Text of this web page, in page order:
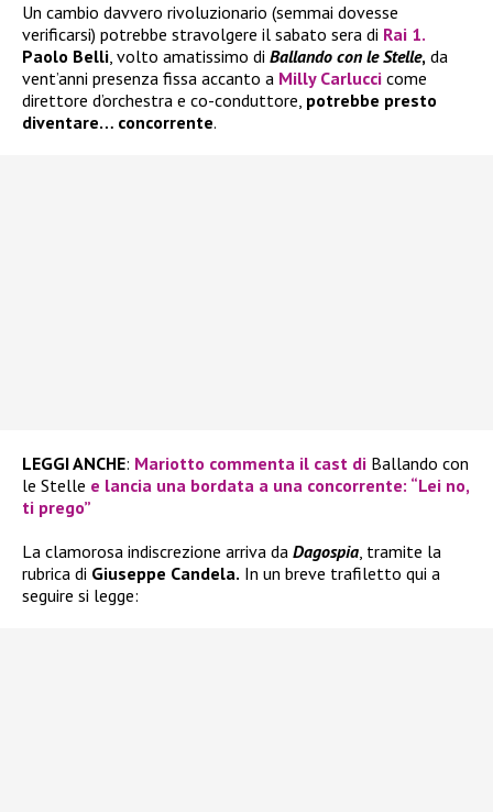
Un cambio davvero rivoluzionario (semmai dovesse
verificarsi) potrebbe stravolgere il sabato sera di Rai 1.
Paolo Belli, volto amatissimo di Ballando con le Stelle, da
vent’anni presenza fissa accanto a Milly Carlucci come
direttore d’orchestra e co-conduttore, potrebbe presto
diventare… concorrente.
LEGGI ANCHE: Mariotto commenta il cast di Ballando con
le Stelle e lancia una bordata a una concorrente: “Lei no,
ti prego”
La clamorosa indiscrezione arriva da Dagospia, tramite la
rubrica di Giuseppe Candela. In un breve trafiletto qui a
seguire si legge: